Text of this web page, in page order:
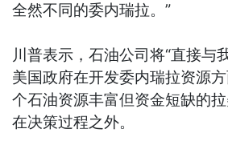
全然不同的委内瑞拉。”
川普表示，石油公司将“直接与
美国政府在开发委内瑞拉资源
个石油资源丰富但资金短缺的
在决策过程之外。